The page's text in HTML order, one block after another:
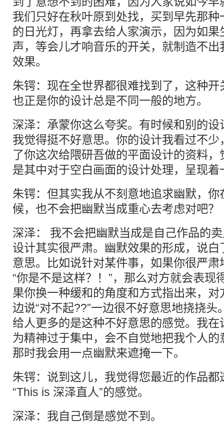
我们只好在秋叶原到处找，买到早先那
的日光灯，再拿去给人家演示，因为如
声，等会儿才响音乐的开关，就制造不
效果。
朱锷：现在全世界都很难找到了，这种
也正是你的设计总是不同一般的地方。
深泽：承蒙你这么夸奖。有时候和别的
我觉得挺不好意思。你的设计我看过不
了你这次给隈研吾做的平面设计的资料
是其中对于空白画面的设计处理，呈现
朱锷：但其实我从不刻意地追求幽默，
候，也不会把幽默当成重心去考虑对吧？
深泽： 我不会把幽默当成是自己作品的
设计其实很严肃。幽默效果的形成，说
意思。比如说针对某件事，如果你很严
“你是不是这样？！”，那么对方就会表现
果你换一种缓和的角度和方式指出来，
边说“对不起??”一边很不好意思地挠挠
给人更多的是这种不好意思的感觉。我
为精神过于集中，会不自觉地把我个人
那时我会用一点幽默来遮掩一下。
朱锷：说到这儿，我觉得您最近的作品
“This is 深泽直人”的感觉。
深泽：我自己倒是感觉不到。